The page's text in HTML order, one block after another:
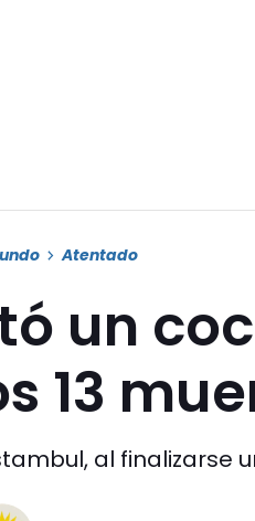
Atentado
un
13
al finalizarse